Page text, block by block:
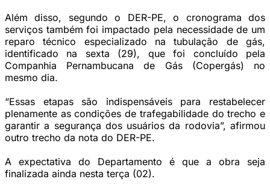
Além disso, segundo o DER-PE, o cronograma dos
serviços também foi impactado pela necessidade de um
reparo técnico especializado na tubulação de gás,
identificado na sexta (29), que foi concluído pela
Companhia Pernambucana de Gás (Copergás) no
mesmo dia.
“Essas etapas são indispensáveis para restabelecer
plenamente as condições de trafegabilidade do trecho e
garantir a segurança dos usuários da rodovia”, afirmou
outro trecho da nota do DER-PE.
A expectativa do Departamento é que a obra seja
finalizada ainda nesta terça (02).